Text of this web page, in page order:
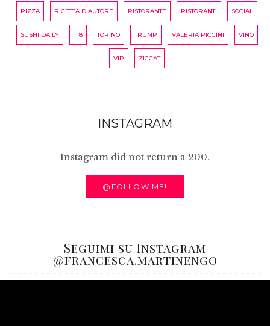
PIZZA RICETTA D'AUTORE RISTORANTE RISTORANTI SOCIAL
SUSHI DAILY T18 TORINO TRUMP VALERIA PICCINI VINO
VIP ZICCAT
INSTAGRAM
Instagram did not return a 200.
@FOLLOW ME!
Seguimi su Instagram
@francesca.martinengo